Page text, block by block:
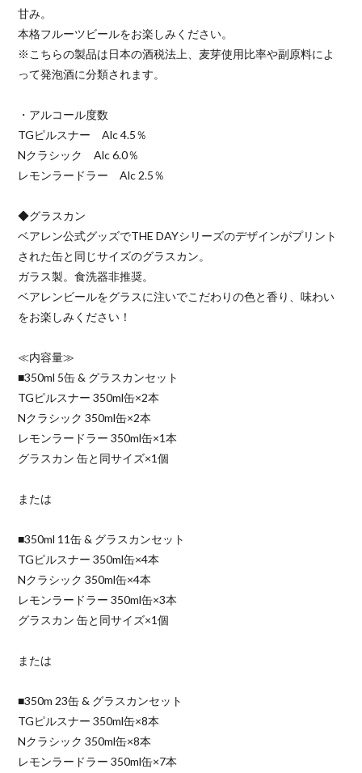
甘み。
本格フルーツビールをお楽しみください。
※こちらの製品は日本の酒税法上、麦芽使用比率や副原料によ
って発泡酒に分類されます。
・アルコール度数
TGピルスナー Alc 4.5％
Nクラシック Alc 6.0％
レモンラードラー Alc 2.5％
◆グラスカン
ベアレン公式グッズでTHE DAYシリーズのデザインがプリント
された缶と同じサイズのグラスカン。
ガラス製。食洗器非推奨。
ベアレンビールをグラスに注いでこだわりの色と香り、味わい
をお楽しみください！
≪内容量≫
■350ml 5缶 & グラスカンセット
TGピルスナー 350ml缶×2本
Nクラシック 350ml缶×2本
レモンラードラー 350ml缶×1本
グラスカン 缶と同サイズ×1個
または
■350ml 11缶 & グラスカンセット
TGピルスナー 350ml缶×4本
Nクラシック 350ml缶×4本
レモンラードラー 350ml缶×3本
グラスカン 缶と同サイズ×1個
または
■350m 23缶 & グラスカンセット
TGピルスナー 350ml缶×8本
Nクラシック 350ml缶×8本
レモンラードラー 350ml缶×7本